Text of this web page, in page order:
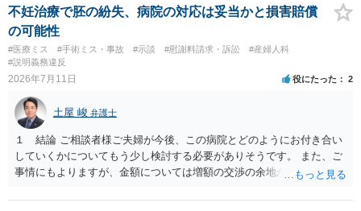
緑挙上が含まれる合意がある事実を推認させる事実になると思われま
す。 ④当初の手術費用の返金や、他院での修正手術費用についても補
償を求めることが可能かについて 上記①〜③で記載された相手方の過
失又は債務不履行（他に過失又は債務不履行がある場合はそれも含
む）が認定され、それらと損害（当初の手術費用や他院での修正手術
費用）との間に相当因果関係が認められる場合は、補償を求めること
は可能です。 以上です。 何かあればご連絡ください。
不妊治療で胚の紛失、病院の対応は妥当かと損害賠償
の可能性
#医療ミス #手術ミス・事故 #示談 #慰謝料請求・訴訟
#産婦人科
#説明義務違反
2026年7月11日 役にたった 2
土屋 峻 弁護士
１ 結論 ご相談者様ご夫婦が今後、この病院とどのようにお付き合い
していくかについてもう少し検討する必要がありそうです。 また、ご
事情にもよりますが、金額については増額の交渉の余地がありそうで
への不信感や失望のお気持ちがあろうかと存じます。他方で、「今後